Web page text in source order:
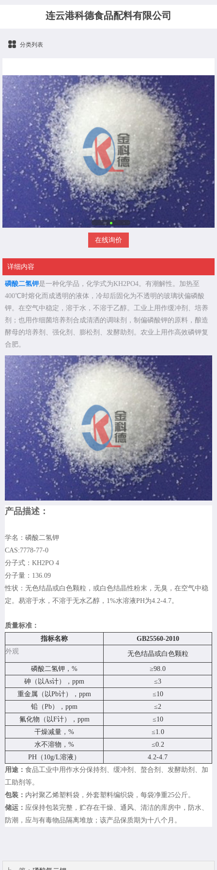
连云港科德食品配料有限公司
分类列表
在线询价
详细内容
磷酸二氢钾是一种化学品，化学式为KH2PO4。有潮解性。加热至
400℃时熔化而成透明的液体，冷却后固化为不透明的玻璃状偏磷酸
钾。在空气中稳定，溶于水，不溶于乙醇。工业上用作缓冲剂、培养
剂；也用作细菌培养剂合成清洒的调味剂，制偏磷酸钾的原料，酿造
酵母的培养剂、强化剂、膨松剂、发酵助剂。农业上用作高效磷钾复
合肥。
产品描述：
学名：磷酸二氢钾
CAS:7778-77-0
分子式：KH2PO 4
分子量：136.09
性状：无色结晶或白色颗粒，或白色结晶性粉末，无臭，在空气中稳
定。易溶于水，不溶于无水乙醇，1%水溶液PH为4.2-4.7。
质量标准：
指标名称
GB25560-2010
外观
无色结晶或白色颗粒
磷酸二氢钾，%
≥98.0
砷（以As计），ppm
≤3
重金属（以Pb计），ppm
≤10
铅（Pb），ppm
≤2
氟化物（以F计），ppm
≤10
干燥减量，%
≤1.0
水不溶物，%
≤0.2
PH（10g/L溶液）
4.2-4.7
用途： 食品工业中用作水分保持剂、缓冲剂、螯合剂、发酵助剂、加
工助剂等。
包装： 内衬聚乙烯塑料袋，外套塑料编织袋，每袋净重25公斤。
储运： 应保持包装完整，贮存在干燥、通风、清洁的库房中，防水、
防潮，应与有毒物品隔离堆放；该产品保质期为十八个月。